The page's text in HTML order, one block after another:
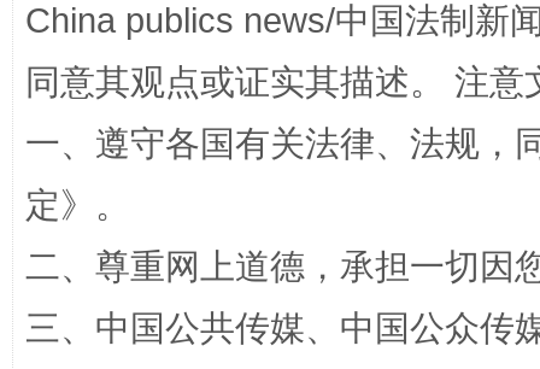
阿坝州三大球赛在茂县开幕 规模
China publics news/中国法制新
同意其观点或证实其描述。 注
一、遵守各国有关法律、法规，
定》。
二、尊重网上道德，承担一切因
三、中国公共传媒、中国公众传